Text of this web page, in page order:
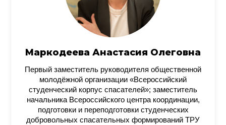
Маркодеева Анастасия Олеговна
Первый заместитель руководителя общественной
молодёжной организации «Всероссийский
студенческий корпус спасателей»; заместитель
начальника Всероссийского центра координации,
подготовки и переподготовки студенческих
добровольных спасательных формирований ТРУ